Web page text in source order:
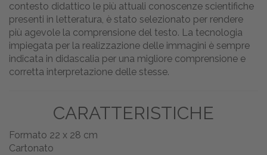
contesto didattico le più attuali conoscenze scientifiche
presenti in letteratura, è stato selezionato per rendere
più agevole la comprensione del testo. La tecnologia
impiegata per la realizzazione delle immagini è sempre
indicata in didascalia per una migliore comprensione e
corretta interpretazione delle stesse.
CARATTERISTICHE
Formato 22 x 28 cm
Cartonato